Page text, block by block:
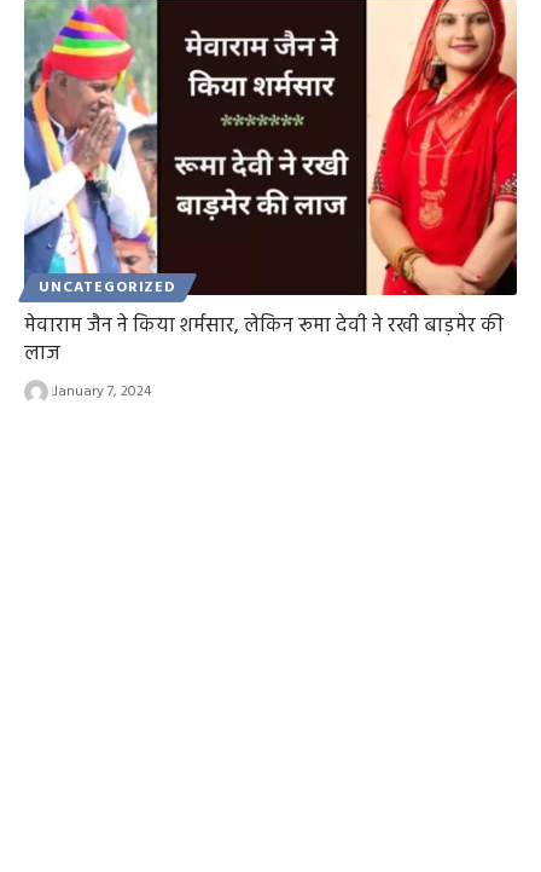
UNCATEGORIZED
मेवाराम जैन ने किया शर्मसार, लेकिन रूमा देवी ने रखी बाड़मेर की
लाज
January 7, 2024